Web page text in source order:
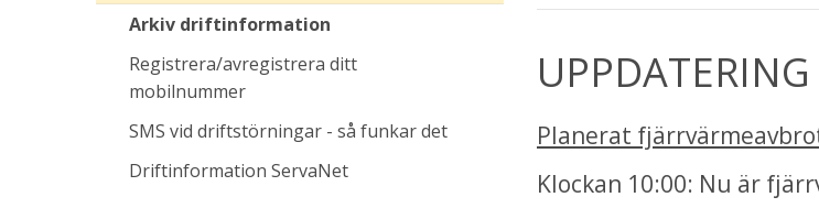
Arkiv driftinformation
Registrera/avregistrera ditt
mobilnummer
SMS vid driftstörningar - så funkar det
Driftinformation ServaNetLänk till annan webbplats.
UPPDATERING
Planerat
Klockan 10:00: Nu är